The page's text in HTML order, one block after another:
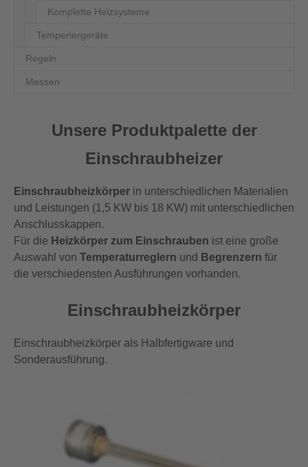
Unsere Produktpalette der
Einschraubheizer
Einschraubheizkörper in unterschiedlichen Materialien
und Leistungen (1,5 KW bis 18 KW) mit unterschiedlichen
Anschlusskappen.
Für die Heizkörper zum Einschrauben ist eine große
Auswahl von Temperaturreglern und Begrenzern für
die verschiedensten Ausführungen vorhanden.
Einschraubheizkörper
Einschraubheizkörper als Halbfertigware und
Sonderausführung.
Komplette Heizsysteme
Temperiergeräte
Regeln
Messen